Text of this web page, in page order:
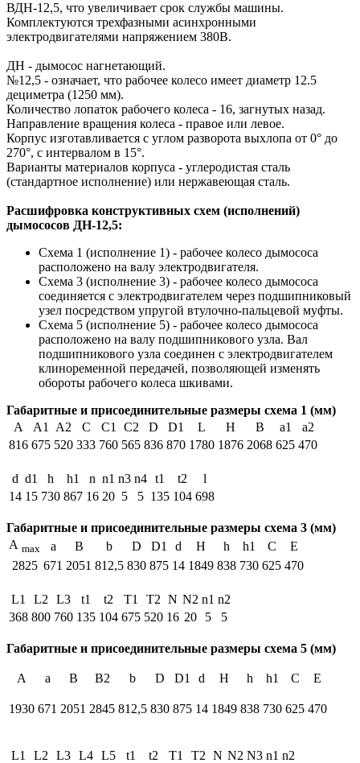
ВДН-12,5, что увеличивает срок службы машины.
Комплектуются трехфазными асинхронными
электродвигателями напряжением 380В.
ДН - дымосос нагнетающий.
№12,5 - означает, что рабочее колесо имеет диаметр 12.5
дециметра (1250 мм).
Количество лопаток рабочего колеса - 16, загнутых назад.
Направление вращения колеса - правое или левое.
Корпус изготавливается с углом разворота выхлопа от 0° до
270°, с интервалом в 15°.
Варианты материалов корпуса - углеродистая сталь
(стандартное исполнение) или нержавеющая сталь.
Расшифровка конструктивных схем (исполнений)
дымососов ДН-12,5:
Схема 1 (исполнение 1) - рабочее колесо дымососа
расположено на валу электродвигателя.
Схема 3 (исполнение 3) - рабочее колесо дымососа
соединяется с электродвигателем через подшипниковый
узел посредством упругой втулочно-пальцевой муфты.
Схема 5 (исполнение 5) - рабочее колесо дымососа
расположено на валу подшипникового узла. Вал
подшипникового узла соединен с электродвигателем
клиноременной передачей, позволяющей изменять
обороты рабочего колеса шкивами.
Габаритные и присоединительные размеры схема 1 (мм)
A
A1 A2 C C1 C2 D D1 L H B a1
a2
816 675 520 333 760 565 836 870 1780 1876 2068 625 470
d d1 h h1 n n1 n3 n4 t1 t2
l
14 15 730 867 16 20 5 5 135 104 698
Габаритные и присоединительные размеры схема 3 (мм)
A max a B b D D1 d H h h1 C
E
2825 671 2051 812,5 830 875 14 1849 838 730 625 470
L1 L2 L3 t1 t2 T1 T2 N N2 n1 n2
368 800 760 135 104 675 520 16 20 5 5
Габаритные и присоединительные размеры схема 5 (мм)
А а В В2 b D D1 d Н h h1 С Е
1930 671 2051 2845 812,5 830 875 14 1849 838 730 625 470
L1 L2 L3 L4 L5 t1 t2 Т1 Т2 N N2 N3 n1 n2